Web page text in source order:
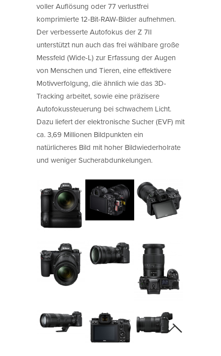
voller Auflösung oder 77 verlustfrei
komprimierte 12-Bit-RAW-Bilder aufnehmen.
Der verbesserte Autofokus der Z 7II
unterstützt nun auch das frei wählbare große
Messfeld (Wide-L) zur Erfassung der Augen
von Menschen und Tieren, eine effektivere
Motivverfolgung, die ähnlich wie das 3D-
Tracking arbeitet, sowie eine präzisere
Autofokussteuerung bei schwachem Licht.
Dazu liefert der elektronische Sucher (EVF) mit
ca. 3,69 Millionen Bildpunkten ein
natürlicheres Bild mit hoher Bildwiederholrate
und weniger Sucherabdunkelungen.